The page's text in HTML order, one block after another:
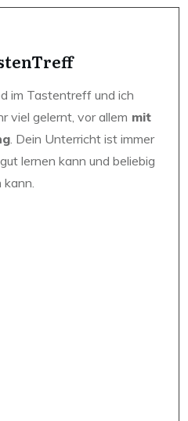
im Tastentreff und ich
viel gelernt, vor allem mit
. Dein Unterricht ist immer
lernen kann und beliebig